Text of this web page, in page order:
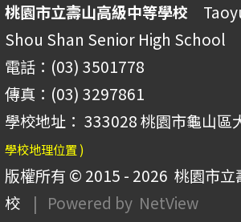
桃園市立壽山高級中等學校
Shou Shan Senior High School
電話：(03) 3501778
傳真：(03) 3297861
學校地址： 333028 桃園市龜山區
學校地理位置 )
版權所有 © 2015 - 2026 桃園市立
校
| Powered by NetView